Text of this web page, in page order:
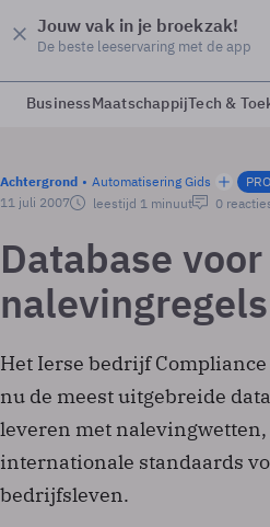
Jouw vak in je broekzak!
De beste leeservaring met de app
BusinessMaatschappijTech &
Achtergrond Automatisering Gids
PRO
11 juli 2007
leestijd 1 minuut 0
Database voor
nalevingregels
Het Ierse bedrijf
nu de meest uitgebreide
leveren met
internationale standaards
bedrijfsleven.